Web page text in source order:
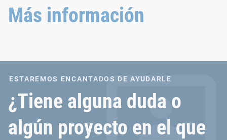
ideal.
nueva y probada.
Más información
ESTAREMOS ENCANTADOS DE AYUDARLE
¿Tiene alguna duda o
algún proyecto en el que